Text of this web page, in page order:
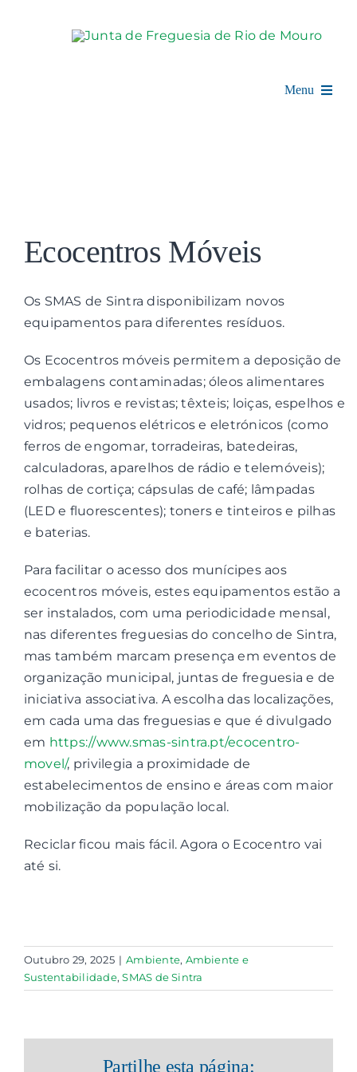
Menu
Balcão Digital
Notícias e Eventos
Espaço Cultural
Contactos
Associações
Larger
Image
Ecocentros Móveis
Os SMAS de Sintra disponibilizam novos
equipamentos para diferentes resíduos.
Os Ecocentros móveis permitem a deposição de
embalagens contaminadas; óleos alimentares
usados; livros e revistas; têxteis; loiças, espelhos e
vidros; pequenos elétricos e eletrónicos (como
ferros de engomar, torradeiras, batedeiras,
calculadoras, aparelhos de rádio e telemóveis);
rolhas de cortiça; cápsulas de café; lâmpadas
(LED e fluorescentes); toners e tinteiros e pilhas
e baterias.
Para facilitar o acesso dos munícipes aos
ecocentros móveis, estes equipamentos estão a
ser instalados, com uma periodicidade mensal,
nas diferentes freguesias do concelho de Sintra,
mas também marcam presença em eventos de
organização municipal, juntas de freguesia e de
iniciativa associativa. A escolha das localizações,
em cada uma das freguesias e que é divulgado
em https://www.smas-sintra.pt/ecocentro-
movel/, privilegia a proximidade de
estabelecimentos de ensino e áreas com maior
mobilização da população local.
Reciclar ficou mais fácil. Agora o Ecocentro vai
até si.
Outubro 29, 2025 | Ambiente, Ambiente e
Sustentabilidade,SMAS de Sintra
Partilhe esta página: